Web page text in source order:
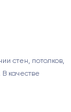
стен, потолков,
качестве